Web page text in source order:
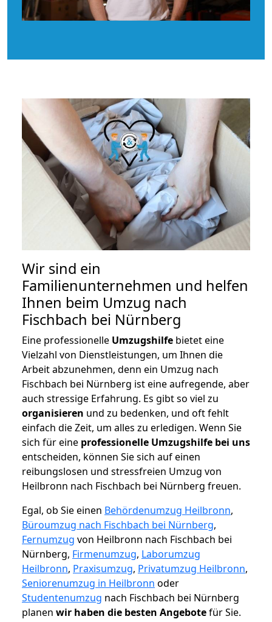
Wir sind ein
Familienunternehmen und helfen
Ihnen beim Umzug nach
Fischbach bei Nürnberg
Eine professionelle Umzugshilfe bietet eine
Vielzahl von Dienstleistungen, um Ihnen die
Arbeit abzunehmen, denn ein Umzug nach
Fischbach bei Nürnberg ist eine aufregende, aber
auch stressige Erfahrung. Es gibt so viel zu
organisieren und zu bedenken, und oft fehlt
einfach die Zeit, um alles zu erledigen. Wenn Sie
sich für eine professionelle Umzugshilfe bei uns
entscheiden, können Sie sich auf einen
reibungslosen und stressfreien Umzug von
Heilbronn nach Fischbach bei Nürnberg freuen.
Egal, ob Sie einen Behördenumzug Heilbronn,
Büroumzug nach Fischbach bei Nürnberg,
Fernumzug von Heilbronn nach Fischbach bei
Nürnberg, Firmenumzug, Laborumzug
Heilbronn, Praxisumzug, Privatumzug Heilbronn,
Seniorenumzug in Heilbronn oder
Studentenumzug nach Fischbach bei Nürnberg
planen wir haben die besten Angebotefür Sie.